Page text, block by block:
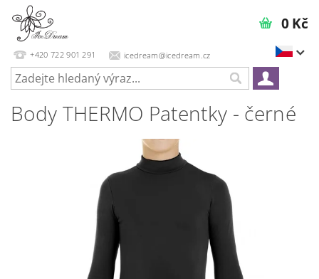
+420 722 901 291 icedream@icedream.cz
0 Kč
Body THERMO Patentky - černé